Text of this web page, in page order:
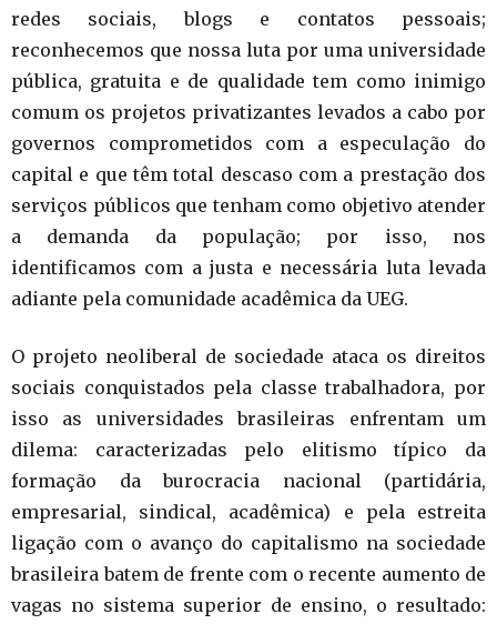
redes sociais, blogs e contatos pessoais;
reconhecemos que nossa luta por uma universidade
pública, gratuita e de qualidade tem como inimigo
comum os projetos privatizantes levados a cabo por
governos comprometidos com a especulação do
capital e que têm total descaso com a prestação dos
serviços públicos que tenham como objetivo atender
a demanda da população; por isso, nos
identificamos com a justa e necessária luta levada
adiante pela comunidade acadêmica da UEG.
O projeto neoliberal de sociedade ataca os direitos
sociais conquistados pela classe trabalhadora, por
isso as universidades brasileiras enfrentam um
dilema: caracterizadas pelo elitismo típico da
formação da burocracia nacional (partidária,
empresarial, sindical, acadêmica) e pela estreita
ligação com o avanço do capitalismo na sociedade
brasileira batem de frente com o recente aumento de
vagas no sistema superior de ensino, o resultado: